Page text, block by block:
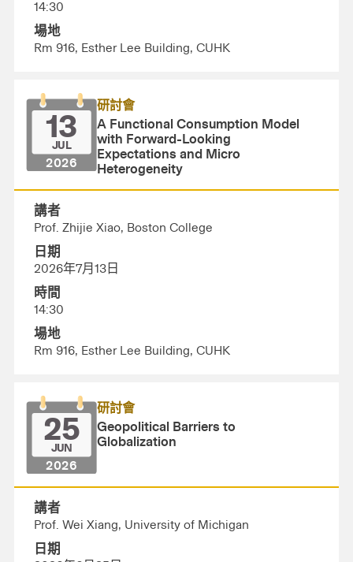
14:30
場地
Rm 916, Esther Lee Building, CUHK
13
JUL
2026
研討會
A Functional Consumption Model
with Forward-Looking
Expectations and Micro
Heterogeneity
講者
Prof. Zhijie Xiao, Boston College
日期
2026年7月13日
時間
14:30
場地
Rm 916, Esther Lee Building, CUHK
25
JUN
2026
研討會
Geopolitical Barriers to
Globalization
講者
Prof. Wei Xiang, University of Michigan
日期